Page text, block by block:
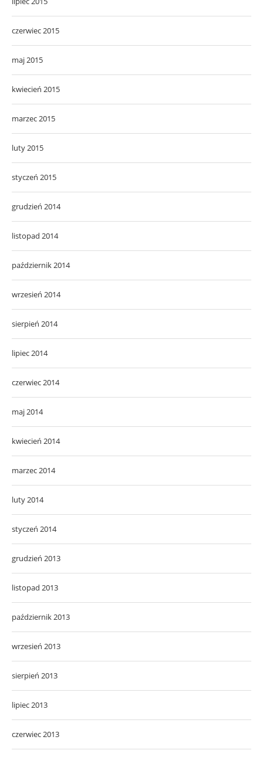
czerwiec 2015
maj 2015
kwiecień 2015
marzec 2015
luty 2015
styczeń 2015
grudzień 2014
listopad 2014
październik 2014
wrzesień 2014
sierpień 2014
lipiec 2014
czerwiec 2014
maj 2014
kwiecień 2014
marzec 2014
luty 2014
styczeń 2014
grudzień 2013
listopad 2013
październik 2013
wrzesień 2013
sierpień 2013
lipiec 2013
czerwiec 2013